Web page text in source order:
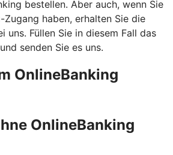
bestellen. Aber auch, wenn Sie
Zugang haben, erhalten Sie die
uns. Füllen Sie in diesem Fall das
senden Sie es uns.
OnlineBanking
OnlineBanking